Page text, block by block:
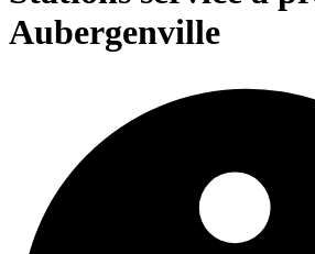
Aubergenville